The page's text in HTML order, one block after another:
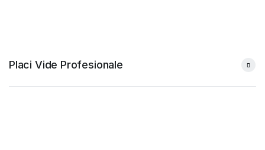
Placi Vide Profesionale